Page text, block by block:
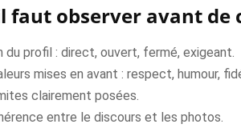
faut observer avant de
du profil : direct, ouvert, fermé, exigeant.
mises en avant : respect, humour,
clairement posées.
entre le discours et les photos.